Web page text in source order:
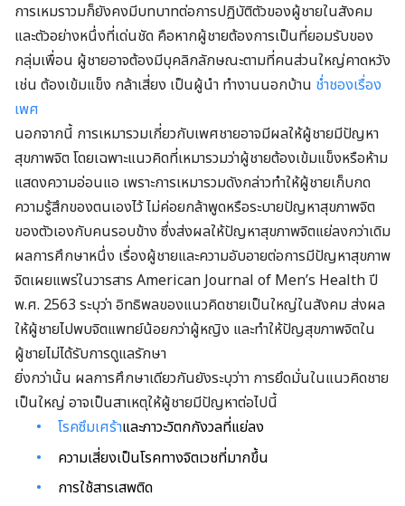
การเหมราวมก็ยังคงมีบทบาทต่อการปฏิบัติตัวของผู้ชายในสังคม
และตัวอย่างหนึ่งที่เด่นชัด คือหากผู้ชายต้องการเป็นที่ยอมรับของ
กลุ่มเพื่อน ผู้ชายอาจต้องมีบุคลิกลักษณะตามที่คนส่วนใหญ่คาดหวัง
เช่น ต้องเข้มแข็ง กล้าเสี่ยง เป็นผู้นำ ทำงานนอกบ้าน ช่ำชองเรื่อง
เพศ
นอกจากนี้ การเหมารวมเกี่ยวกับเพศชายอาจมีผลให้ผู้ชายมีปัญหา
สุขภาพจิต โดยเฉพาะแนวคิดที่เหมารวมว่าผู้ชายต้องเข้มแข็งหรือห้าม
แสดงความอ่อนแอ เพราะการเหมารวมดังกล่าวทำให้ผู้ชายเก็บกด
ความรู้สึกของตนเองไว้ ไม่ค่อยกล้าพูดหรือระบายปัญหาสุขภาพจิต
ของตัวเองกับคนรอบข้าง ซึ่งส่งผลให้ปัญหาสุขภาพจิตแย่ลงกว่าเดิม
ผลการศึกษาหนึ่ง เรื่องผู้ชายและความอับอายต่อการมีปัญหาสุขภาพ
จิตเผยแพร่ในวารสาร American Journal of Men’s Health ปี
พ.ศ. 2563 ระบุว่า อิทธิพลของแนวคิดชายเป็นใหญ่ในสังคม ส่งผล
ให้ผู้ชายไปพบจิตแพทย์น้อยกว่าผู้หญิง และทำให้ปัญสุขภาพจิตใน
ผู้ชายไม่ได้รับการดูแลรักษา
ยิ่งกว่านั้น ผลการศึกษาเดียวกันยังระบุว่าา การยึดมั่นในแนวคิดชาย
เป็นใหญ่ อาจเป็นสาเหตุให้ผู้ชายมีปัญหาต่อไปนี้
โรคซึมเศร้าและภาวะวิตกกังวลที่แย่ลง
ความเสี่ยงเป็นโรคทางจิตเวชที่มากขึ้น
การใช้สารเสพติด